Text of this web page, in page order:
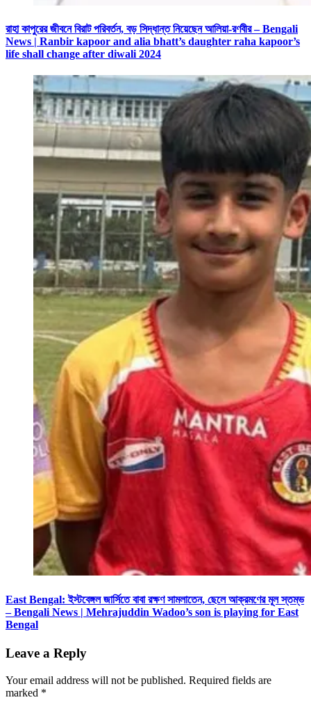
রাহা কাপুরের জীবনে বিরাট পরিবর্তন, বড় সিদ্ধান্ত নিয়েছেন আলিয়া-রণবীর – Bengali
News | Ranbir kapoor and alia bhatt’s daughter raha kapoor’s
life shall change after diwali 2024
East Bengal: ইস্টবেঙ্গল জার্সিতে বাবা রক্ষণ সামলাতেন, ছেলে আক্রমণের মূল স্তম্ভ
– Bengali News | Mehrajuddin Wadoo’s son is playing for East
Bengal
Leave a Reply
Your email address will not be published. Required fields are
marked *